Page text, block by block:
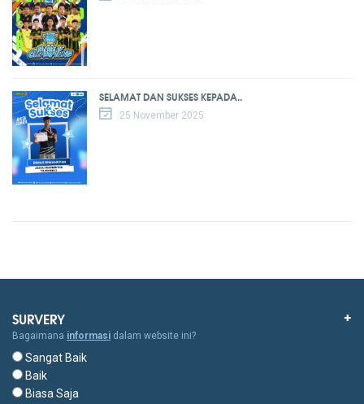
SELAMAT DAN SUKSES KEPADA..
25 November 2025
SURVERY
Bagaimana informasi dalam website ini?
Sangat Baik
Baik
Biasa Saja